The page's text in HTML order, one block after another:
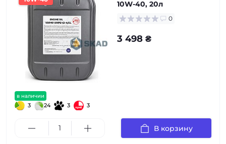
в наличии
3 24 3 3
10W-40, 20л
0
3 498 ₴
В корзину